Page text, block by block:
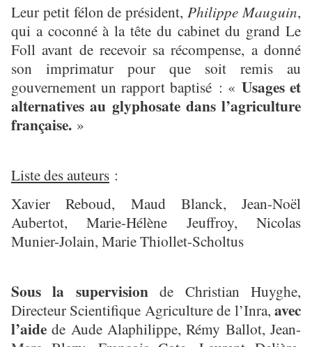
Leur petit félon de président,Philippe Mauguin,
qui a coconné à la tête du cabinet du grand Le
Foll avant de recevoir sa récompense, a donné
son imprimatur pour que soit remis au
gouvernement un rapport baptisé : « Usages et
alternatives au glyphosate dans l’agriculture
française. »
Liste des auteurs :
Xavier Reboud, Maud Blanck, Jean-Noël
Aubertot, Marie-Hélène Jeuffroy, Nicolas
Munier-Jolain, Marie Thiollet-Scholtus
Sous la supervisionde Christian Huyghe,
Directeur Scientifique Agriculture de l’Inra, avec
l’aide de Aude Alaphilippe, Rémy Ballot, Jean-